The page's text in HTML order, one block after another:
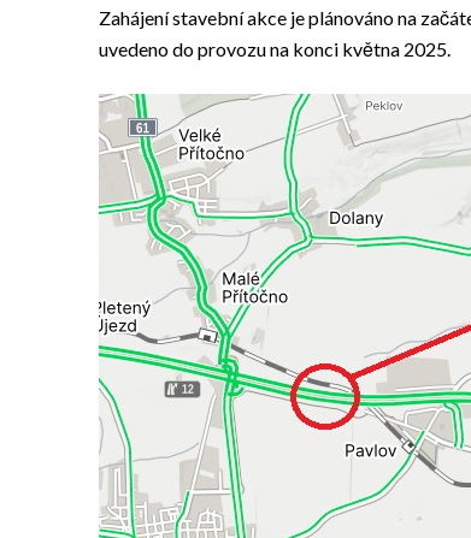
Zahájení stavební akce je plánováno na
uvedeno do provozu na konci května 2025.